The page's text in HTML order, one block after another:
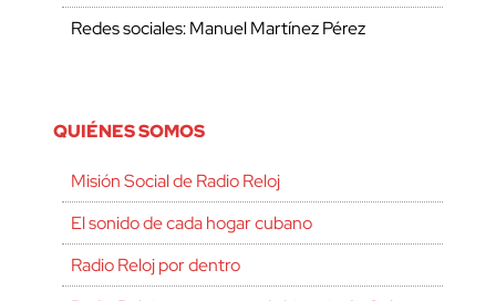
Redes sociales: Manuel Martínez Pérez
QUIÉNES SOMOS
Misión Social de Radio Reloj
El sonido de cada hogar cubano
Radio Reloj por dentro